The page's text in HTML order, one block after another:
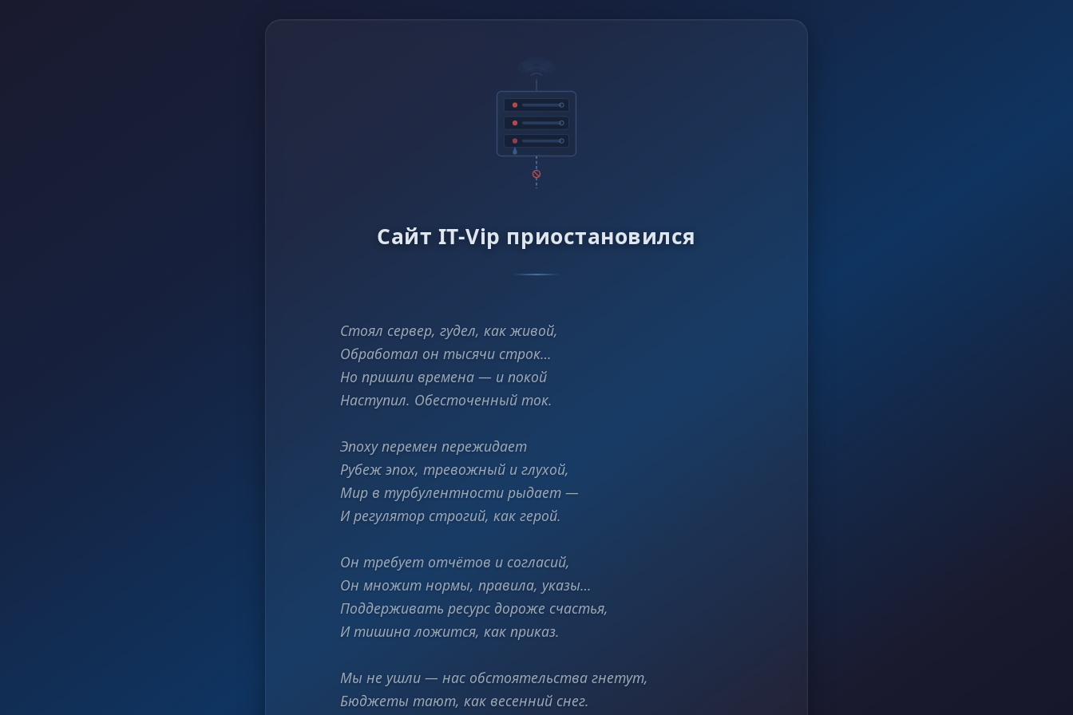
Сайт IT-Vip приостановился
Стоял сервер, гудел, как живой,
Обработал он тысячи строк…
Но пришли времена — и покой
Наступил. Обесточенный ток.
Эпоху перемен пережидает
Рубеж эпох, тревожный и глухой,
Мир в турбулентности рыдает —
И регулятор строгий, как герой.
Он требует отчётов и согласий,
Он множит нормы, правила, указы…
Поддерживать ресурс дороже счастья,
И тишина ложится, как приказ.
Мы не ушли — нас обстоятельства гнетут,
Бюджеты тают, как весенний снег.